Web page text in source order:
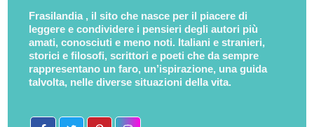
Frasilandia , il sito che nasce per il piacere di
leggere e condividere i pensieri degli autori più
amati, conosciuti e meno noti. Italiani e stranieri,
storici e filosofi, scrittori e poeti che da sempre
rappresentano un faro, un’ispirazione, una guida
talvolta, nelle diverse situazioni della vita.